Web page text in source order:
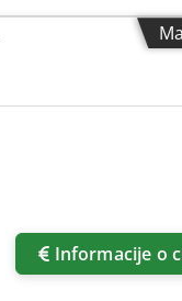
Informacije o